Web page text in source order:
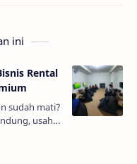
ini
Rental
usaha
di